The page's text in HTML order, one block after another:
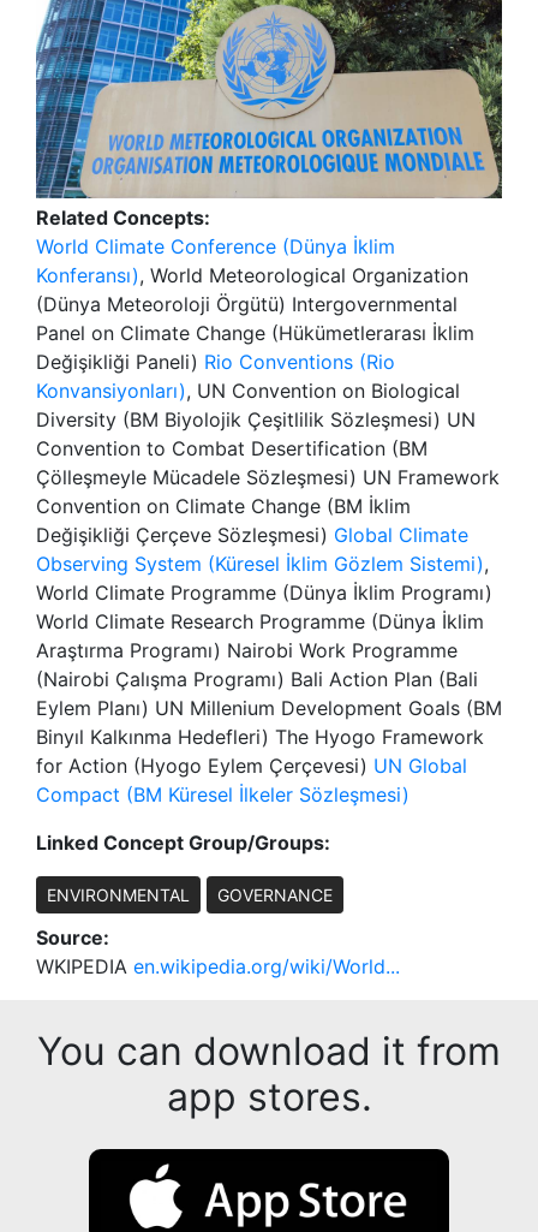
Related Concepts:
World Climate Conference (Dünya İklim
Konferansı), World Meteorological Organization
(Dünya Meteoroloji Örgütü) Intergovernmental
Panel on Climate Change (Hükümetlerarası İklim
Değişikliği Paneli) Rio Conventions (Rio
Konvansiyonları), UN Convention on Biological
Diversity (BM Biyolojik Çeşitlilik Sözleşmesi) UN
Convention to Combat Desertification (BM
Çölleşmeyle Mücadele Sözleşmesi) UN Framework
Convention on Climate Change (BM İklim
Değişikliği Çerçeve Sözleşmesi) Global Climate
Observing System (Küresel İklim Gözlem Sistemi),
World Climate Programme (Dünya İklim Programı)
World Climate Research Programme (Dünya İklim
Araştırma Programı) Nairobi Work Programme
(Nairobi Çalışma Programı) Bali Action Plan (Bali
Eylem Planı) UN Millenium Development Goals (BM
Binyıl Kalkınma Hedefleri) The Hyogo Framework
for Action (Hyogo Eylem Çerçevesi) UN Global
Compact (BM Küresel İlkeler Sözleşmesi)
Linked Concept Group/Groups:
ENVIRONMENTAL GOVERNANCE
Source:
WKIPEDIA en.wikipedia.org/wiki/World...
You can download it from
app stores.